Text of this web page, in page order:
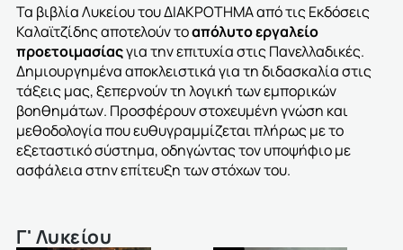
Τα βιβλία Λυκείου του ΔΙΑΚΡΟΤΗΜΑαπό τις Εκδόσεις
Καλαϊτζίδηςαποτελούν τοαπόλυτο εργαλείο
προετοιμασίαςγια την επιτυχία στις Πανελλαδικές.
Δημιουργημένα αποκλειστικά για τη διδασκαλία στις
τάξεις μας, ξεπερνούν τη λογική των εμπορικών
βοηθημάτων. Προσφέρουν στοχευμένη γνώση και
μεθοδολογία που ευθυγραμμίζεται πλήρως με το
εξεταστικό σύστημα, οδηγώντας τον υποψήφιο με
ασφάλεια στην επίτευξη των στόχων του.
Γ' Λυκείου